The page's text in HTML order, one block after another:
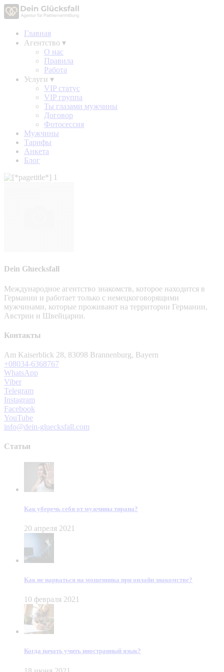
Главная
Агентство ▾
О нас
Правила
Работа
Услуги ▾
VIP статус
VIP группа
Ты глазами мужчины
Договор
Фотосессия
Мужчины
Тарифы
Анкета
Блог
Dein Gluecksfall
Международное агентство знакомств, которое находится в
Германии и работает только с немецкоговорящими
мужчинами, которые проживают на территории Германии,
Австрии и Швейцарии.
Контакты
Am Kaiserblick 28, 83098 Brannenburg, Bayern
+08034-6368767
WhatsApp
Viber
Telegram
Instagram
Facebook
YouTube
info@dein-gluecksfall.com
Статьи
Как уберечь себя от мужчины тирана?
20 апреля 2021
Как не нарваться на мошенника при онлайн знакомстве?
10 февраля 2021
Когда начать учить иностранный язык?